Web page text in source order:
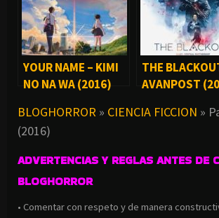
YOUR NAME – KIMI
NO NA WA (2016)
THE
AVANPOST
BLOGHORROR » CIENCIA FICCION »
(2016)
ADVERTENCIAS Y REGLAS ANTES DE
BLOGHORROR
• Comentar con respeto y de manera